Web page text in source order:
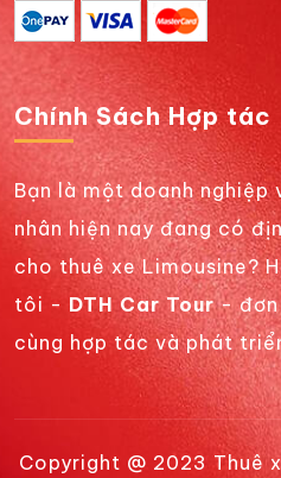
Chính Sách Hợp tác
Bạn là một doanh
nhân hiện nay đang có
cho thuê xe Limousine?
tôi - DTH Car Tour- đơn
cùng hợp tác và phát
Copyright @ 2023 Thuê